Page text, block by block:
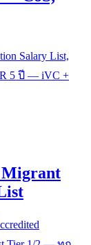
Salary List,
5 ปี — iVC +
Migrant